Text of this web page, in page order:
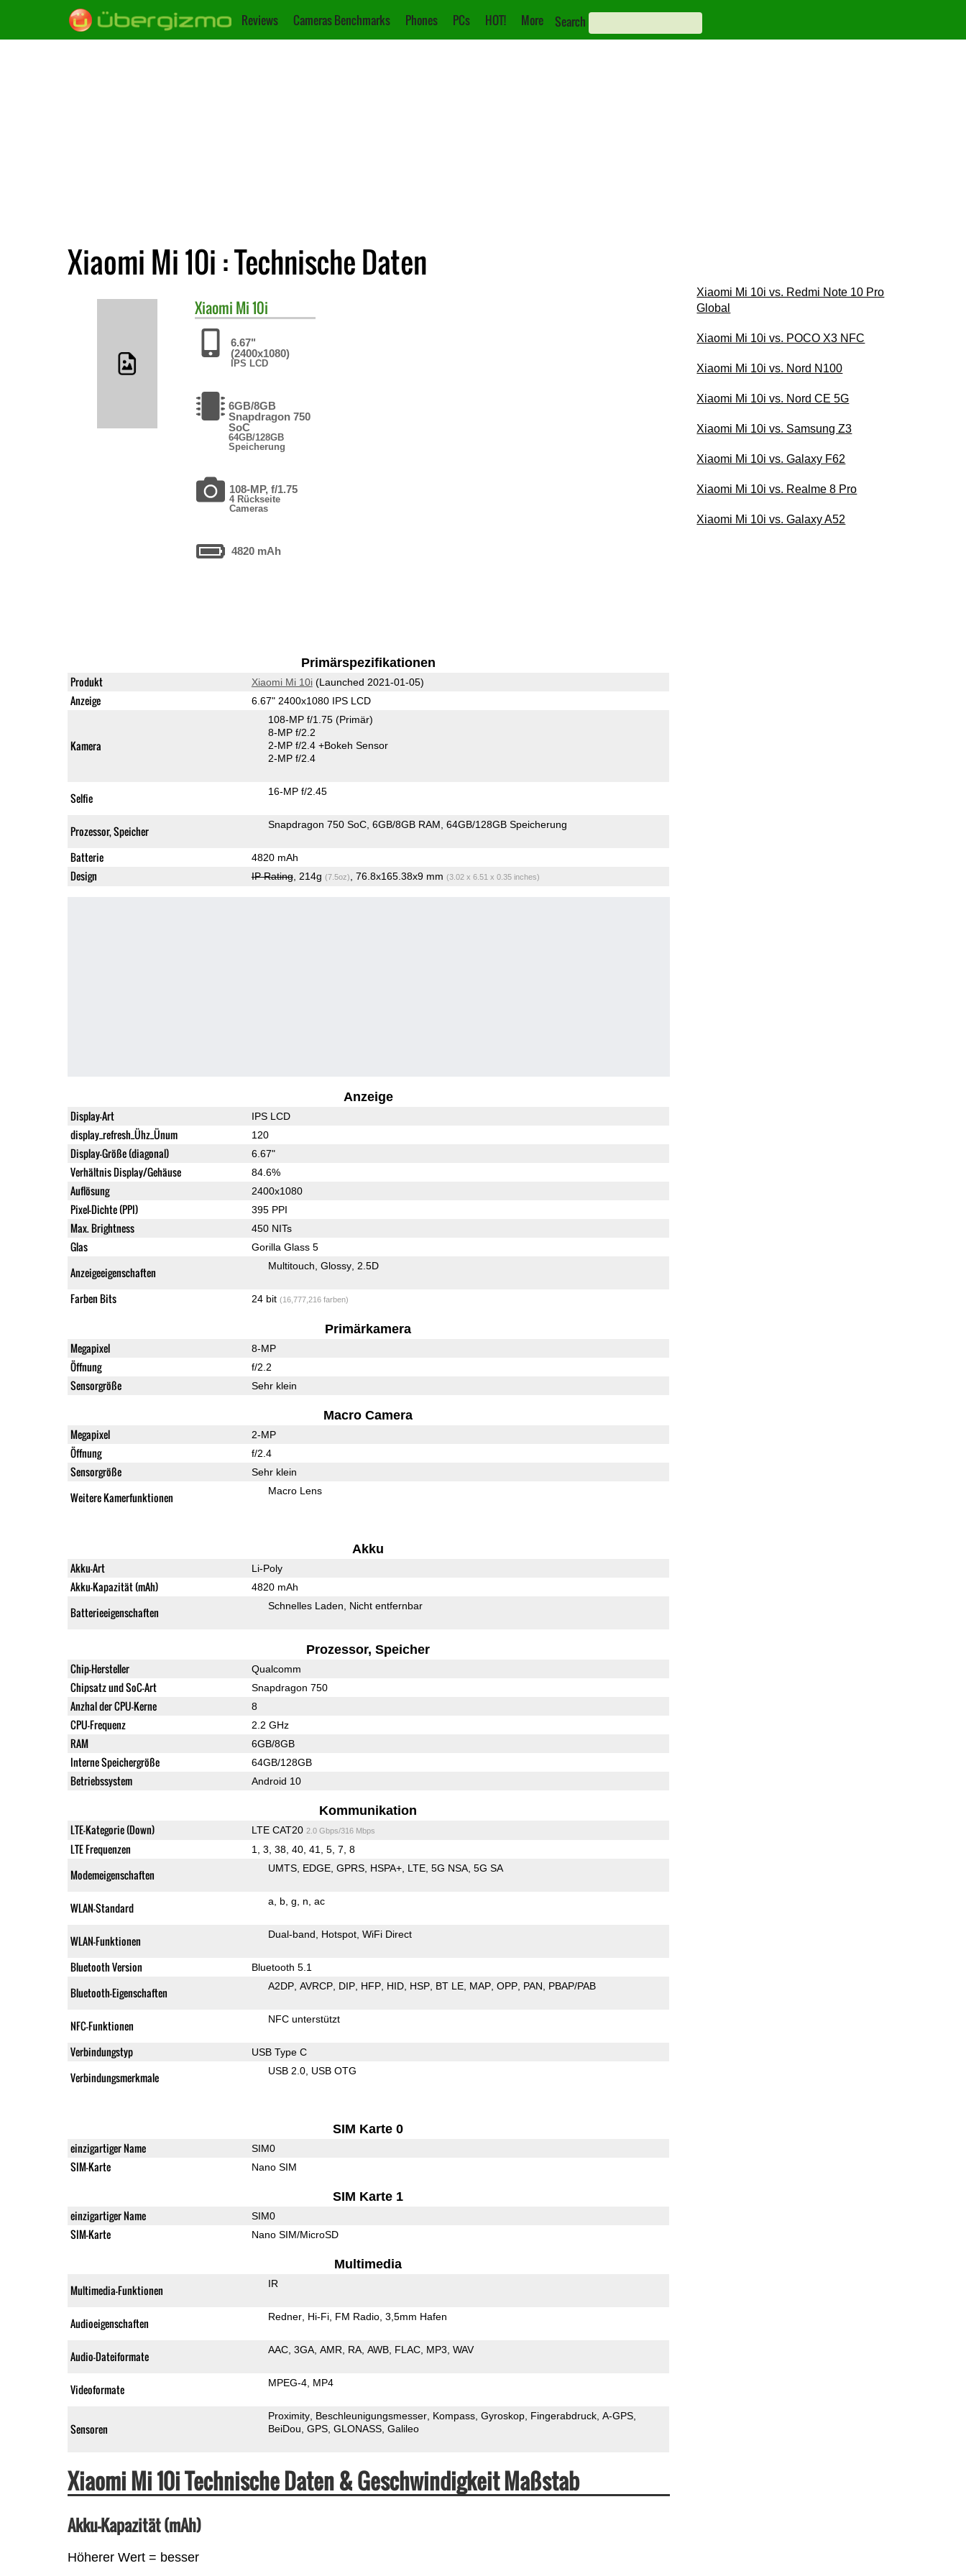
Reviews Cameras Benchmarks Phones PCs HOT! More Search
Xiaomi Mi 10i : Technische Daten
Xiaomi Mi 10i
6.67"
(2400x1080)
IPS LCD
6GB/8GB
Snapdragon 750
SoC
64GB/128GB
Speicherung
108-MP, f/1.75
4 Rückseite
Cameras
4820 mAh
Primärspezifikationen
Produkt Xiaomi Mi 10i(Launched 2021-01-05)
Anzeige 6.67" 2400x1080 IPS LCD
Kamera
108-MP f/1.75 (Primär)
8-MP f/2.2
2-MP f/2.4 +Bokeh Sensor
2-MP f/2.4
Selfie 16-MP f/2.45
Prozessor, Speicher Snapdragon 750 SoC 6GB/8GB RAM 64GB/128GB Speicherung
Batterie 4820 mAh
Design IP Rating, 214g (7.5oz) , 76.8x165.38x9 mm (3.02 x 6.51 x 0.35 inches)
Anzeige
Display-Art IPS LCD
display_refresh_Ühz_Ünum 120
Display-Größe (diagonal) 6.67"
Verhältnis Display/Gehäuse 84.6%
Auflösung 2400x1080
Pixel-Dichte (PPI) 395 PPI
Max. Brightness 450 NITs
Glas Gorilla Glass 5
Anzeigeeigenschaften Multitouch Glossy 2.5D
Farben Bits 24 bit (16,777,216 farben)
Primärkamera
Megapixel 8-MP
Öffnung f/2.2
Sensorgröße Sehr klein
Macro Camera
Megapixel 2-MP
Öffnung f/2.4
Sensorgröße Sehr klein
Weitere Kamerfunktionen Macro Lens
Akku
Akku-Art Li-Poly
Akku-Kapazität (mAh) 4820 mAh
Batterieeigenschaften Schnelles Laden Nicht entfernbar
Prozessor, Speicher
Chip-Hersteller Qualcomm
Chipsatz und SoC-Art Snapdragon 750
Anzhal der CPU-Kerne 8
CPU-Frequenz 2.2 GHz
RAM 6GB/8GB
Interne Speichergröße 64GB/128GB
Betriebssystem Android 10
Kommunikation
LTE-Kategorie (Down) LTE CAT20 2.0 Gbps/316 Mbps
LTE Frequenzen 1, 3, 38, 40, 41, 5, 7, 8
Modemeigenschaften UMTS EDGE GPRS HSPA+ LTE 5G NSA 5G SA
WLAN-Standard a b g n ac
WLAN-Funktionen Dual-band Hotspot WiFi Direct
Bluetooth Version Bluetooth 5.1
Bluetooth-Eigenschaften A2DP AVRCP DIP HFP HID HSP BT LE MAP OPP PAN PBAP/PAB
NFC-Funktionen NFC unterstützt
Verbindungstyp USB Type C
Verbindungsmerkmale USB 2.0 USB OTG
SIM Karte 0
einzigartiger Name SIM0
SIM-Karte Nano SIM
SIM Karte 1
einzigartiger Name SIM0
SIM-Karte Nano SIM/MicroSD
Multimedia
Multimedia-Funktionen IR
Audioeigenschaften Redner Hi-Fi FM Radio 3,5mm Hafen
Audio-Dateiformate AAC 3GA AMR RA AWB FLAC MP3 WAV
Videoformate MPEG-4 MP4
Sensoren
Proximity Beschleunigungsmesser Kompass Gyroskop Fingerabdruck A-GPS
BeiDou GPS GLONASS Galileo
Xiaomi Mi 10i Technische Daten & Geschwindigkeit Maßstab
Akku-Kapazität (mAh)
Höherer Wert = besser
Xiaomi Mi 10i vs. Redmi Note 10 Pro
Global
Xiaomi Mi 10i vs. POCO X3 NFC
Xiaomi Mi 10i vs. Nord N100
Xiaomi Mi 10i vs. Nord CE 5G
Xiaomi Mi 10i vs. Samsung Z3
Xiaomi Mi 10i vs. Galaxy F62
Xiaomi Mi 10i vs. Realme 8 Pro
Xiaomi Mi 10i vs. Galaxy A52